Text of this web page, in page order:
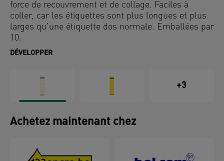
force de recouvrement et de collage. Faciles à
coller, car les étiquettes sont plus longues et plus
larges qu’une étiquette dos normale. Emballées par
10.
DÉVELOPPER
+3
Achetez maintenant chez